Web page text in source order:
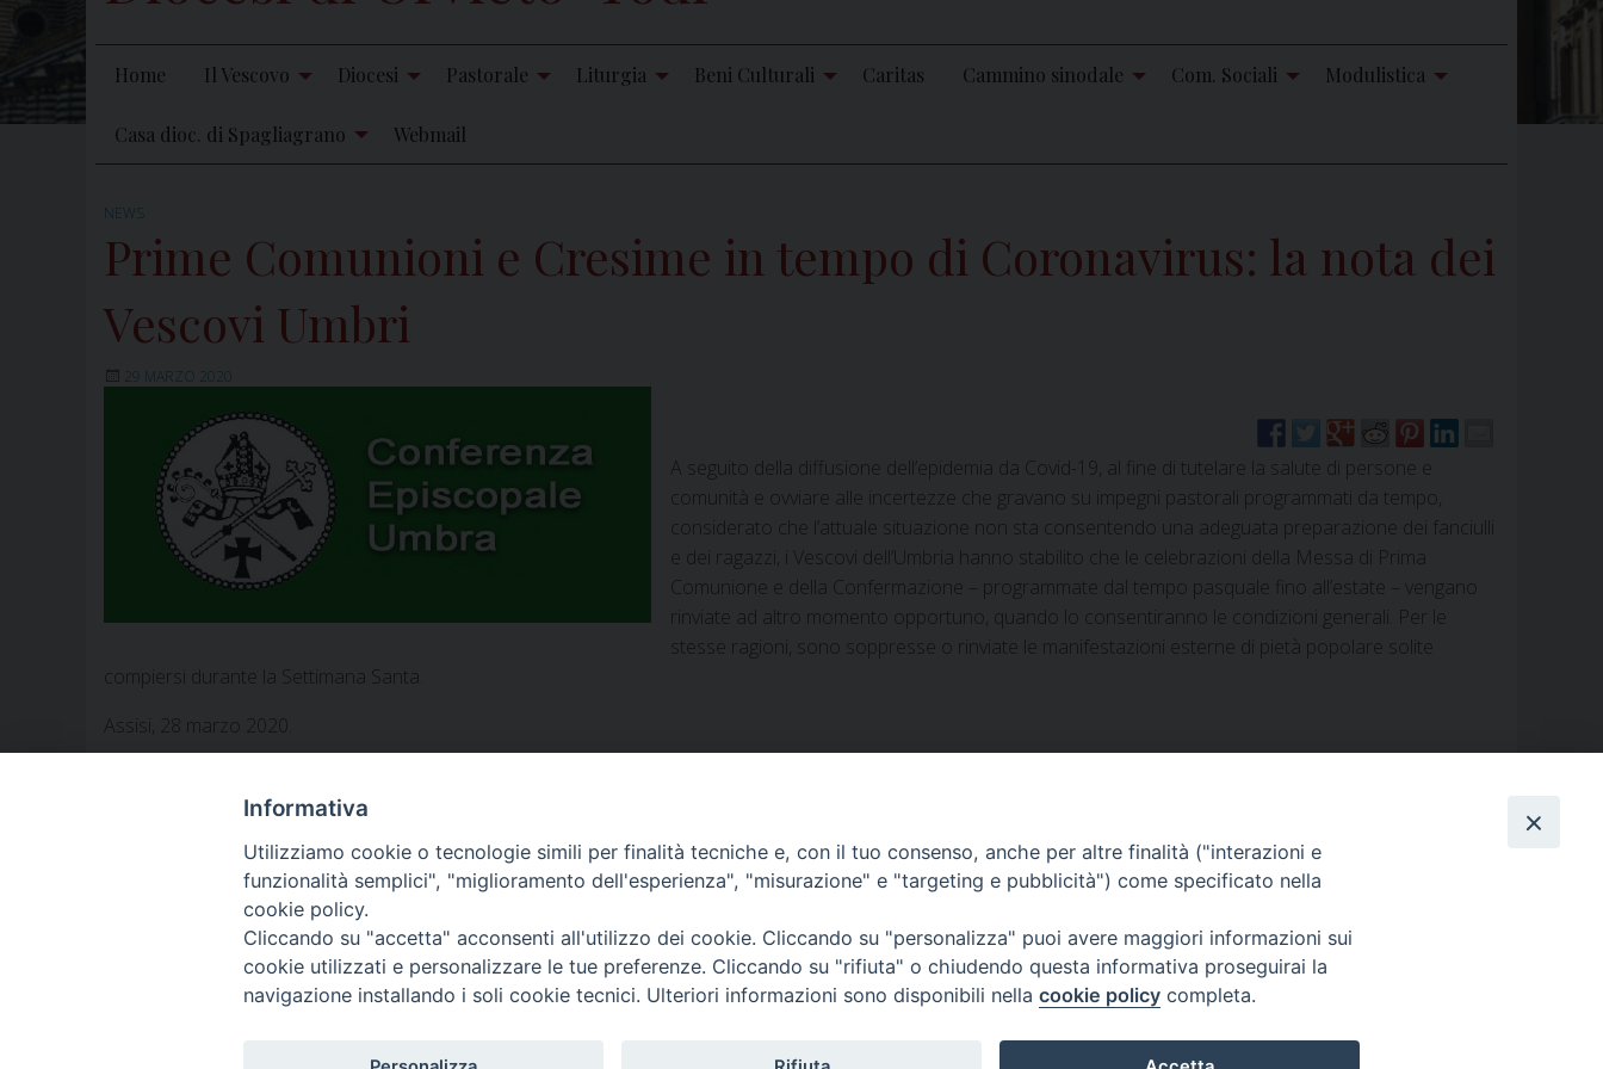
Home Il Vescovo Diocesi Pastorale Liturgia Beni Culturali Caritas Cammino sinodale Com. Sociali Modulistica
Casa dioc. di Spagliagrano Webmail
NEWS
Prime Comunioni e Cresime in tempo di Coronavirus: la nota dei
Vescovi Umbri
29 MARZO 2020
A seguito della diffusione dell’epidemia da Covid-19, al fine di tutelare la salute di persone e
comunità e ovviare alle incertezze che gravano su impegni pastorali programmati da tempo,
considerato che l’attuale situazione non sta consentendo una adeguata preparazione dei fanciulli
e dei ragazzi, i Vescovi dell’Umbria hanno stabilito che le celebrazioni della Messa di Prima
Comunione e della Confermazione – programmate dal tempo pasquale fino all’estate – vengano
rinviate ad altro momento opportuno, quando lo consentiranno le condizioni generali. Per le
stesse ragioni, sono soppresse o rinviate le manifestazioni esterne di pietà popolare solite
compiersi durante la Settimana Santa.
Assisi, 28 marzo 2020.
Arcivescovo di Spoleto-Norcia
Webmail
Informativa
Utilizziamo cookie o tecnologie simili per finalità tecniche e, con il tuo consenso, anche per altre finalità ("interazioni e
funzionalità semplici", "miglioramento dell'esperienza", "misurazione" e "targeting e pubblicità") come specificato nella
cookie policy.
Cliccando su "accetta" acconsenti all'utilizzo dei cookie. Cliccando su "personalizza" puoi avere maggiori informazioni sui
cookie utilizzati e personalizzare le tue preferenze. Cliccando su "rifiuta" o chiudendo questa informativa proseguirai la
navigazione installando i soli cookie tecnici. Ulteriori informazioni sono disponibili nella cookie policy completa.